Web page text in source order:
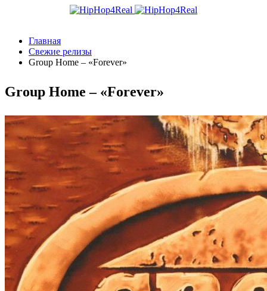
Главная
Свежие релизы
Group Home – «Forever»
Group Home – «Forever»